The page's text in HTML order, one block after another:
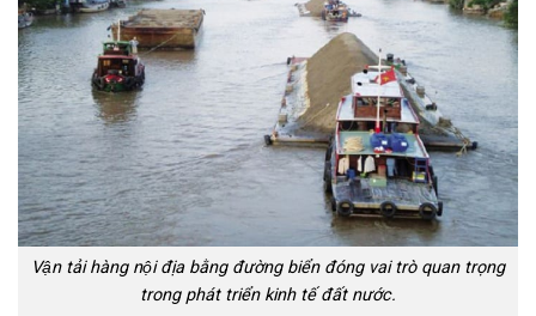
Vận tải hàng nội địa bằng đường biển đóng vai trò quan trọng
trong phát triển kinh tế đất nước.